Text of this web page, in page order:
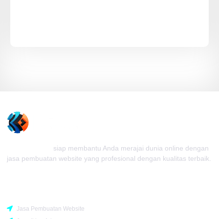
siap membantu Anda merajai dunia online dengan
jasa pembuatan website yang profesional dengan kualitas terbaik.
Jasa Pembuatan Website